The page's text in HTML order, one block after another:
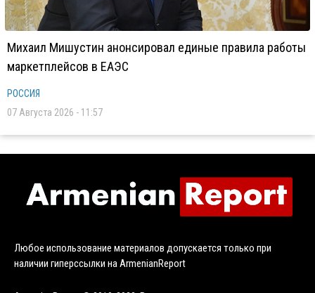
Михаил Мишустин анонсировал единые правила работы
маркетплейсов в ЕАЭС
РОССИЯ
07 Августа 2026 - 11:57
Любое использование материалов допускается только при
наличии гиперссылки на ArmenianReport